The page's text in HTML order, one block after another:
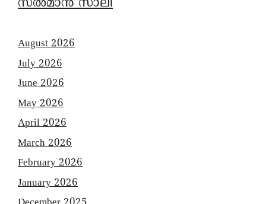
സൽമാൻ സാലി
August 2026
July 2026
June 2026
May 2026
April 2026
March 2026
February 2026
January 2026